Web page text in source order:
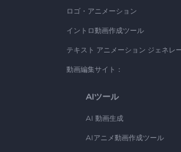
ロゴ・アニメーション
イントロ動画作成ツール
テキスト アニメーション ジェネレ
動画編集サイト：
AIツール
AI 動画生成
AIアニメ動画作成ツール